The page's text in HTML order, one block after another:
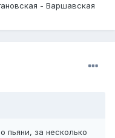
- Варшавская
пьяни, за несколько